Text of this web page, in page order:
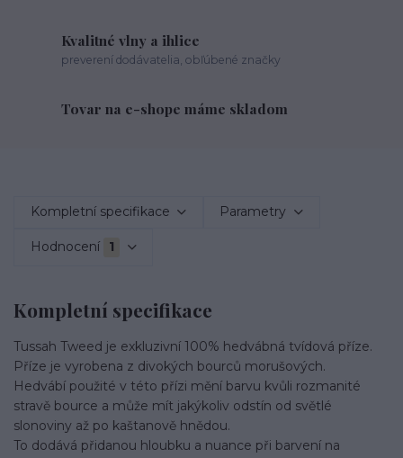
Kvalitné vlny a ihlice
preverení dodávatelia, obľúbené značky
Tovar na e-shope máme skladom
Kompletní specifikace Parametry
Hodnocení 1
Kompletní specifikace
Tussah Tweed je exkluzivní 100% hedvábná tvídová příze.
Příze je vyrobena z divokých bourců morušových.
Hedvábí použité v této přízi mění barvu kvůli rozmanité
stravě bource a může mít jakýkoliv odstín od světlé
slonoviny až po kaštanově hnědou.
To dodává přidanou hloubku a nuance při barvení na